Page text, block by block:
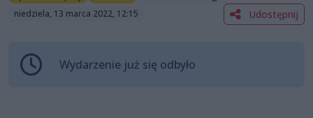
niedziela, 13 marca 2022, 12:15
Udostępnij
Wydarzenie już się odbyło